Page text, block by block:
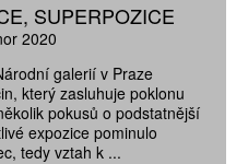
SUPERPOZICE
2020
galerií v Praze
který zasluhuje poklonu
pokusů o podstatnější
expozice pominulo
tedy vztah k ...